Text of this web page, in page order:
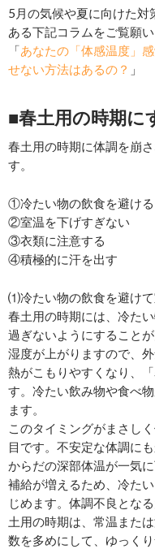
5月の気候や夏に向けた対
ある下記コラムをご覧願い
「あなたの「体感温度」
せない方法はあるの？ 」
■春土用の時期に
春土用の時期に体調を崩
す。
①冷たい物の飲食を避ける
②室温を下げすぎない
③衣類に注意する
④積極的に汗を出す
⑴冷たい物の飲食を避け
春土用の時期には、冷た
過ぎないようにすることが
湿度が上がりますので、
熱がこもりやすくなり、
す。冷たい飲み物や食べ
ます。
このタイミングがまさし
目です。不安定な体調に
からだの深部体温が一気
補給が増えるため、冷た
じめます。体調不良とな
土用の時期は、常温また
数を多めにして、ゆっく